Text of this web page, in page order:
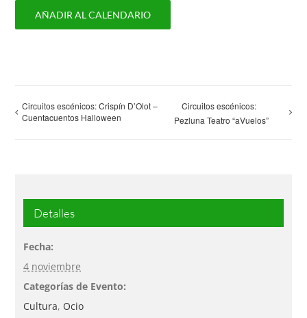
AÑADIR AL CALENDARIO
Circuitos escénicos: Crispín D’Olot –
Cuentacuentos Halloween
Circuitos escénicos:
Pezluna Teatro “aVuelos”
Detalles
Fecha:
4 noviembre
Categorías de Evento:
Cultura, Ocio